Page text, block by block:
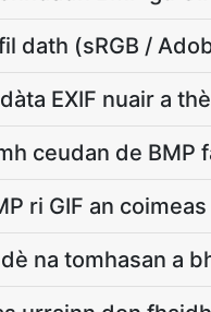
dath (sRGB /
EXIF nuair a
ceudan de BMP
ri GIF an
na tomhasan a